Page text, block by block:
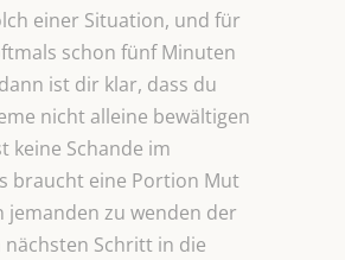
einer Situation, und für
schon fünf Minuten
ist dir klar, dass du
nicht alleine bewältigen
keine Schande im
braucht eine Portion Mut
jemanden zu wenden der
Schritt in die